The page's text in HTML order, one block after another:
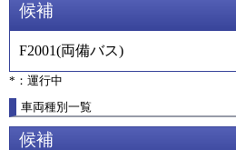
候補
F2001(両備バス)
*：運行中
車両種別一覧
候補